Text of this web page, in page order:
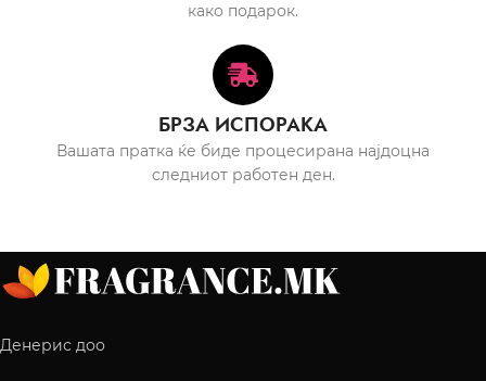
како подарок.
БРЗА ИСПОРАКА
Вашата пратка ќе биде процесирана најдоцна
следниот работен ден.
Денерис доо